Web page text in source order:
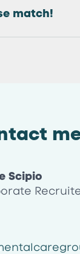
match!
Scipio